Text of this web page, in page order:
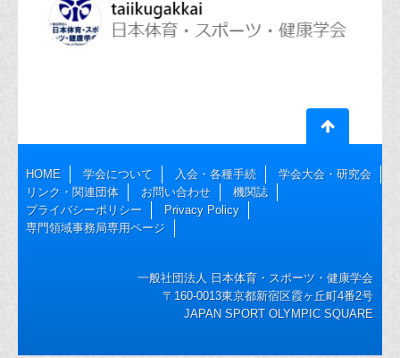
HOME 学会について 入会・各種手続
学会大会・研究会
リンク・関連団体
お問い合わせ
機関誌
プライバシーポリシー
Privacy Policy
専門領域事務局専用ページ
一般社団法人 日本体育・スポーツ・健康学会
〒160-0013東京都新宿区霞ヶ丘町4番2号
JAPAN SPORT OLYMPIC SQUARE